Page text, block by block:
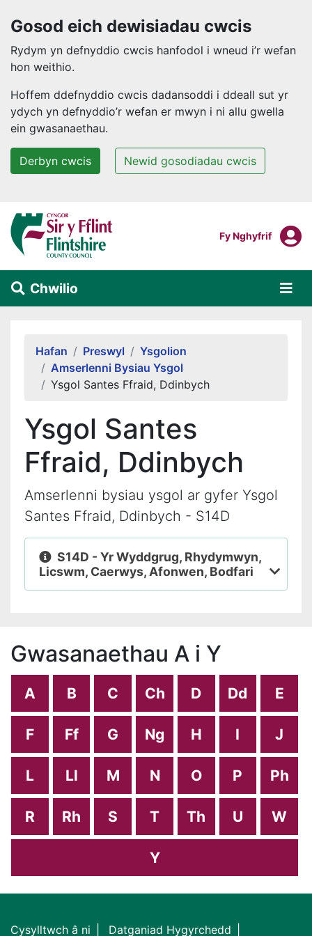
Gosod eich dewisiadau cwcis
Rydym yn defnyddio cwcis hanfodol i wneud i’r wefan
hon weithio.
Hoffem ddefnyddio cwcis dadansoddi i ddeall sut yr
ydych yn defnyddio’r wefan er mwyn i ni allu gwella
ein gwasanaethau.
Derbyn cwcis Newid gosodiadau cwcis
Neidio i'r prif gynnwys
Mewngofnodi I
Fy Nghyfrif
Chwilio
Hafan Preswyl
Ysgolion
Amserlenni Bysiau Ysgol
Ysgol Santes Ffraid, Ddinbych
Ysgol Santes
Ffraid, Ddinbych
Amserlenni bysiau ysgol ar gyfer Ysgol
Santes Ffraid, Ddinbych - S14D
S14D - Yr Wyddgrug, Rhydymwyn,
Licswm, Caerwys, Afonwen, Bodfari
Gwasanaethau A i Y
A B C Ch D Dd E
F Ff G Ng H I J
L Ll M N O P Ph
R Rh S T Th U W
Y
Cysylltwch â ni Datganiad Hygyrchedd